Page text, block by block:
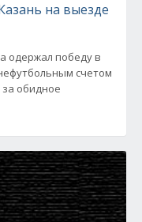
на выезде
одержал победу в
счетом
обидное